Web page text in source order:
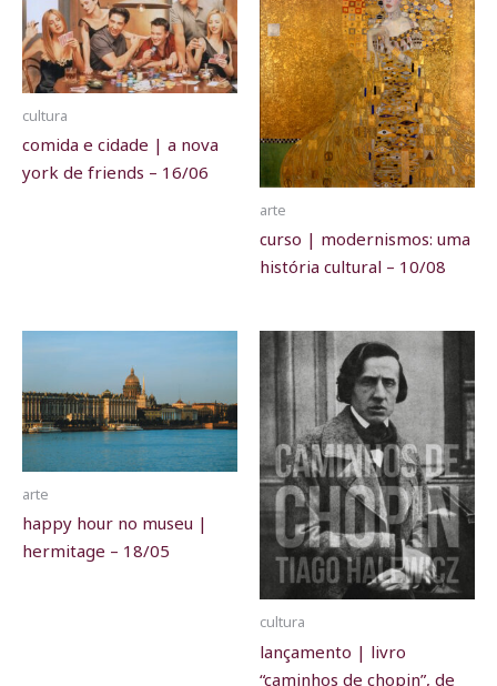
cultura
comida e cidade | a nova
york de friends – 16/06
arte
curso | modernismos: uma
história cultural – 10/08
arte
happy hour no museu |
hermitage – 18/05
cultura
lançamento | livro
“caminhos de chopin”, de